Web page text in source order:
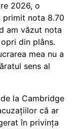
2026, o
primit nota 8.70
am văzut nota
din plâns.
mea nu a
sens al
la Cambridge
că ar
în privința